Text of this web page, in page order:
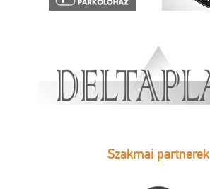
Szakmai partnerek